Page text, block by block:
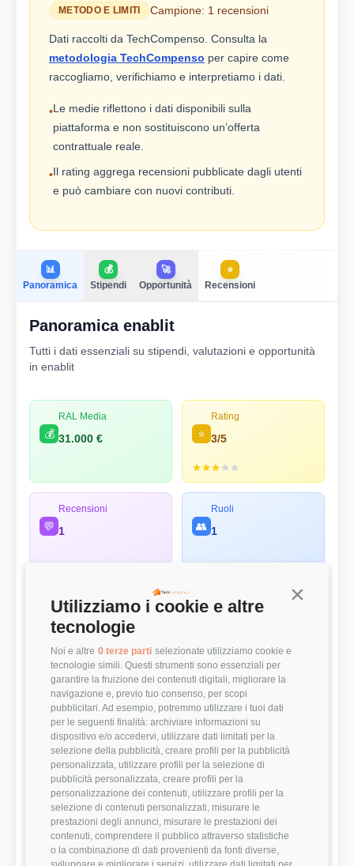
Continua
Utilizziamo i cookie e altre
tecnologie
Noi e altre 0 terze parti selezionate utilizziamo cookie e
tecnologie simili. Questi strumenti sono essenziali per
garantire la fruizione dei contenuti digitali, migliorare la
navigazione e, previo tuo consenso, per scopi
pubblicitari. Ad esempio, potremmo utilizzare i tuoi dati
per le seguenti finalità: archiviare informazioni su
dispositivo e/o accedervi, utilizzare dati limitati per la
selezione della pubblicità, creare profili per la pubblicità
personalizzata, utilizzare profili per la selezione di
pubblicità personalizzata, creare profili per la
personalizzazione dei contenuti, utilizzare profili per la
selezione di contenuti personalizzati, misurare le
prestazioni degli annunci, misurare le prestazioni dei
contenuti, comprendere il pubblico attraverso statistiche
o la combinazione di dati provenienti da fonti diverse,
METODO E LIMITI Campione: 1 recensioni
Dati raccolti da TechCompenso. Consulta la
metodologia TechCompenso per capire come
raccogliamo, verifichiamo e interpretiamo i dati.
•Le medie riflettono i dati disponibili sulla
piattaforma e non sostituiscono un’offerta
contrattuale reale.
•Il rating aggrega recensioni pubblicate dagli utenti
e può cambiare con nuovi contributi.
📊
Panoramica
💰
Stipendi
🚀
Opportunità
⭐
Recensioni
Panoramica enablit
Tutti i dati essenziali su stipendi, valutazioni e opportunità
in enablit
💰
RAL Media
31.000 € ⭐
Rating
3/5
💬
Recensioni
1 👥
Ruoli
1
Panoramica Rapida
💰 Top 3 Ruoli per Stipendio
Retribuzioni annuali lorde (RAL) medie per le posizioni più
remunerate
System Engineer 31.000 €
⭐ Valutazioni
Punteggi medi basati sulle recensioni della community
Modernità Stack Tecnologico 3/5
Bilanciamento Vita-Lavoro 4/5